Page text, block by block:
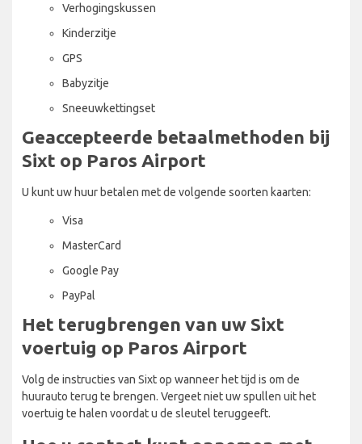
Verhogingskussen
Kinderzitje
GPS
Babyzitje
Sneeuwkettingset
Geaccepteerde betaalmethoden bij
Sixt op Paros Airport
U kunt uw huur betalen met de volgende soorten kaarten:
Visa
MasterCard
Google Pay
PayPal
Het terugbrengen van uw Sixt
voertuig op Paros Airport
Volg de instructies van Sixt op wanneer het tijd is om de
huurauto terug te brengen. Vergeet niet uw spullen uit het
voertuig te halen voordat u de sleutel teruggeeft.